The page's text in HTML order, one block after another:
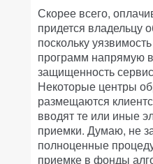
Скорее всего,
придется владельцу
поскольку
программ напрямую
защищенность
Некоторые центры
размещаются
вводят те или иные
приемки. Думаю, не
полноценные
приемке в фонды